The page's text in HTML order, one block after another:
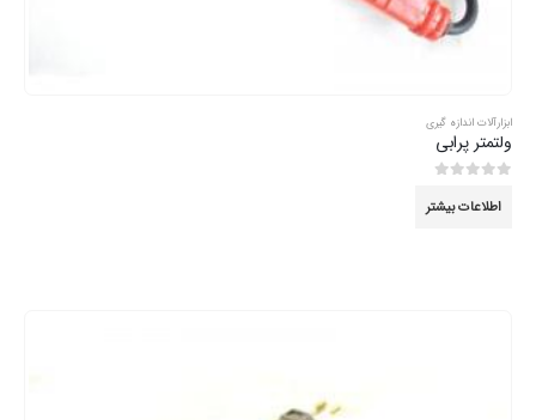
ابزارآلات اندازه گیری
ولتمتر پرابی
اطلاعات بیشتر